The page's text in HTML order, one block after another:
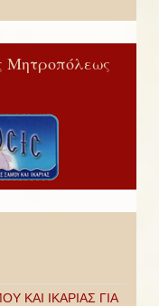
Μητροπόλεως
ΚΑΙ ΙΚΑΡΙΑΣ ΓΙΑ